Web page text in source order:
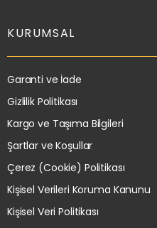
KURUMSAL
Garanti ve İade
Gizlilik Politikası
Kargo ve Taşıma Bilgileri
Şartlar ve Koşullar
Çerez (Cookie) Politikası
Kişisel Verileri Koruma Kanunu
Kişisel Veri Politikası